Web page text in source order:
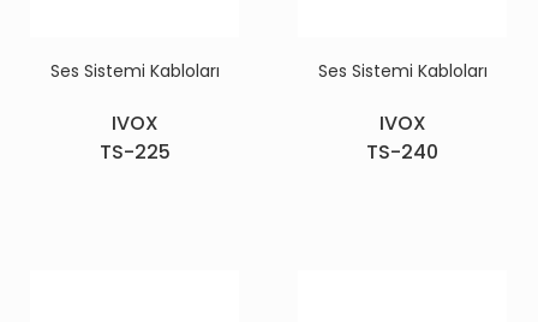
Ses Sistemi Kabloları
IVOX
TS-225
Ses Sistemi Kabloları
IVOX
TS-240